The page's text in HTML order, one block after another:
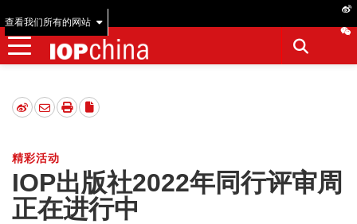
查看我们所有的网站
精彩活动
IOP出版社2022年同行评审周
正在进行中